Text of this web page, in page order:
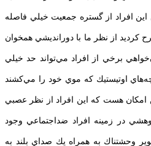
افراد از گستره جمعيت خيلي فاصله
كرديد از نظر ما با دورانديشي همخوان
برخي از افراد مي‌تواند حد خيلي
اوتيستيك كه موي خود را مي‌كشند
امكان هست كه اين افراد از نظر عصبي
در زمينه افراد ضداجتماعي وجود
وحشتناك به همراه يك صداي بلند به